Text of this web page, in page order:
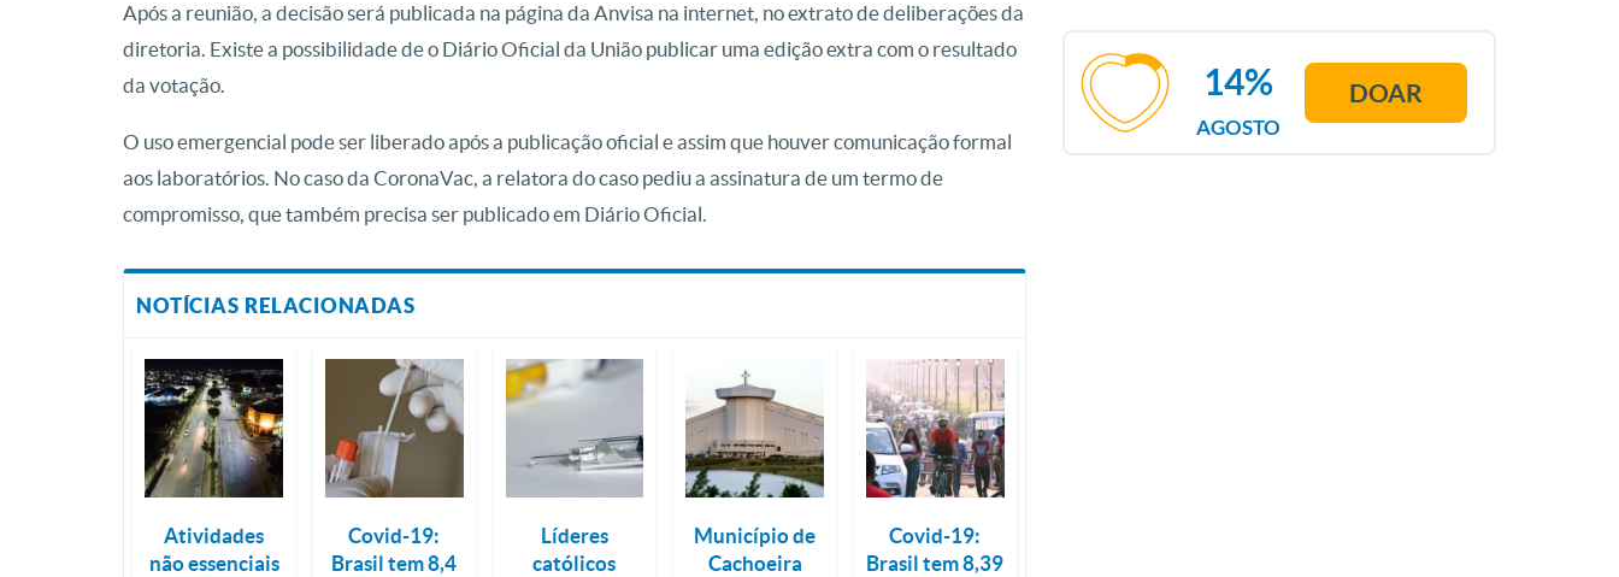
Após a reunião, a decisão será publicada na página da Anvisa na internet, no extrato de deliberações da
diretoria. Existe a possibilidade de o Diário Oficial da União publicar uma edição extra com o resultado
da votação.
O uso emergencial pode ser liberado após a publicação oficial e assim que houver comunicação formal
aos laboratórios. No caso da CoronaVac, a relatora do caso pediu a assinatura de um termo de
compromisso, que também precisa ser publicado em Diário Oficial.
NOTÍCIAS RELACIONADAS
Atividades
não essenciais
Covid-19:
Brasil tem 8,4
Líderes
católicos
Município de
Cachoeira
Covid-19:
Brasil tem 8,39
AGOSTO
14% DOAR